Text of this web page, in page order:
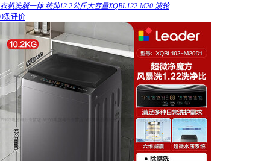
衣机洗脱一体 统帅12.2公斤大容量XQBL122-M20 波轮
0条评价